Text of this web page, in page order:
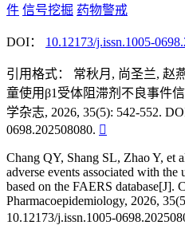
件 信号挖掘 药物警戒
DOI： 10.12173/j.issn.1005-
引用格式：
常秋月, 尚圣兰, 赵
童使用β1受体阻滞剂不良事件
学杂志, 2026, 35(5): 542-552.
0698.202508080. 
Chang QY, Shang SL, Zhao Y, et
adverse events associated with
based on the FAERS database[J].
Pharmacoepidemiology, 2026,
10.12173/j.issn.1005-